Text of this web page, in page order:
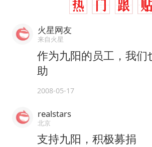
火星网友
来自火星
作为九阳的员工，我们
助
2008-05-17
realstars
北京
支持九阳，积极募捐